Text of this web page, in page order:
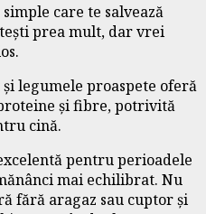
care te salvează
prea mult, dar vrei
legumele proaspete oferă
și fibre, potrivită
cină.
pentru perioadele
mai echilibrat. Nu
fără aragaz sau cuptor și